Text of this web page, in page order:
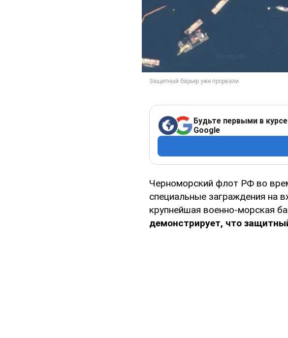
Будьте первыми в
Google
Черноморский флот РФ во
специальные заграждения на
крупнейшая военно-морская
демонстрирует, что